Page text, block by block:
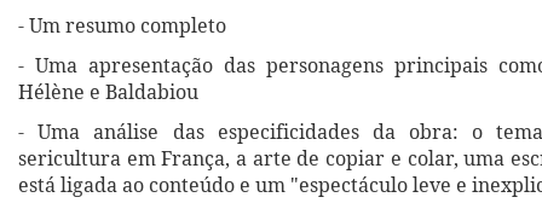
- Um resumo completo
- Uma apresentação das personagens principais
Hélène e Baldabiou
- Uma análise das especificidades da obra: o
sericultura em França, a arte de copiar e colar, uma
está ligada ao conteúdo e um "espectáculo leve e